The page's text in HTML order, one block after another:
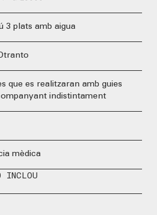
3 plats amb aigua
que es realitzaran amb guies
indistintament
mèdica
INCLOU